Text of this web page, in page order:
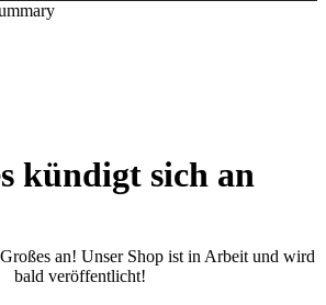
kündigt sich an
an! Unser Shop ist in Arbeit und wird
bald veröffentlicht!